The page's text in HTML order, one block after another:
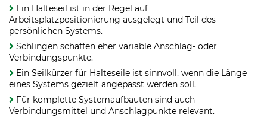
Ein Halteseil ist in der Regel auf
Arbeitsplatzpositionierung ausgelegt und Teil des
persönlichen Systems.
Schlingen schaffen eher variable Anschlag- oder
Verbindungspunkte.
Ein Seilkürzer für Halteseile ist sinnvoll, wenn die Länge
eines Systems gezielt angepasst werden soll.
Für komplette Systemaufbauten sind auch
Verbindungsmittel und Anschlagpunkte relevant.